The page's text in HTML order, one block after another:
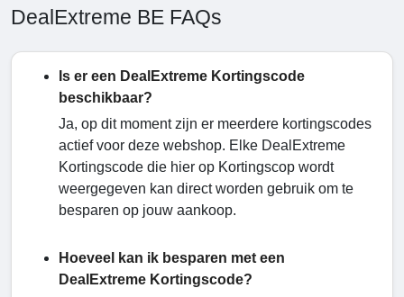
DealExtreme BE FAQs
Is er een DealExtreme Kortingscode
beschikbaar?
Ja, op dit moment zijn er meerdere kortingscodes
actief voor deze webshop. Elke DealExtreme
Kortingscode die hier op Kortingscop wordt
weergegeven kan direct worden gebruik om te
besparen op jouw aankoop.
Hoeveel kan ik besparen met een
DealExtreme Kortingscode?